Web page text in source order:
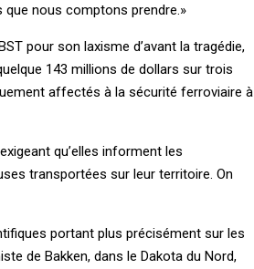
nous comptons prendre.»
pour son laxisme d’avant la tragédie,
143 millions de dollars sur trois
affectés à la sécurité ferroviaire à
qu’elles informent les
transportées sur leur territoire. On
portant plus précisément sur les
de Bakken, dans le Dakota du Nord,